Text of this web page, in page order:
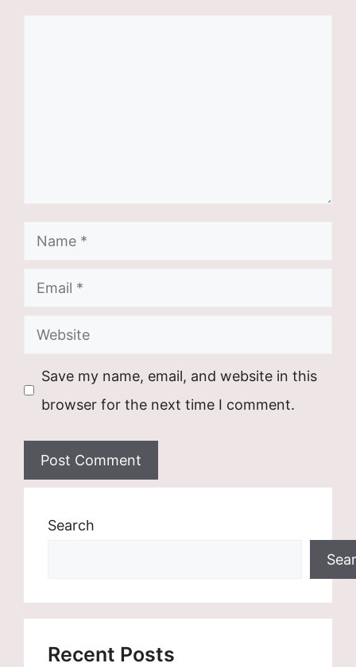
Name
Email
Website
Save my name, email, and website in this
browser for the next time I comment.
Search
Recent Posts